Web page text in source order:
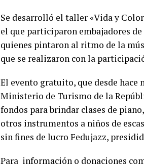
Se desarrolló el taller «Vida y
el que participaron embajadores
quienes pintaron al ritmo de la
que se realizaron con la
El evento gratuito, que desde hace
Ministerio de Turismo de la
fondos para brindar clases de
otros instrumentos a niños de
sin fines de lucro Fedujazz,
Para información o donaciones